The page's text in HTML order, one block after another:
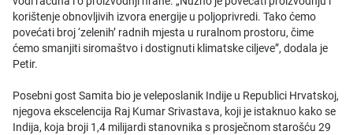
korištenje obnovljivih izvora energije u poljoprivredi. Tako ćemo
povećati broj ‘zelenih’ radnih mjesta u ruralnom prostoru, čime
ćemo smanjiti siromaštvo i dostignuti klimatske ciljeve”, dodala je
Petir.
Posebni gost Samita bio je veleposlanik Indije u Republici Hrvatskoj,
njegova ekscelencija Raj Kumar Srivastava, koji je istaknuo kako se
Indija, koja broji 1,4 milijardi stanovnika s prosječnom starošću 29